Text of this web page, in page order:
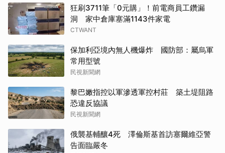
狂刷3711筆「0元購」！前電商員工鑽漏
洞 家中倉庫塞滿1143件家電
CTWANT
保加利亞境內無人機爆炸 國防部：屬烏軍
常用型號
民視新聞網
黎巴嫩指控以軍滲透軍控村莊 築土堤阻路
恐違反協議
民視新聞網
俄襲基輔釀4死 澤倫斯基首訪塞爾維亞警
告面臨嚴冬